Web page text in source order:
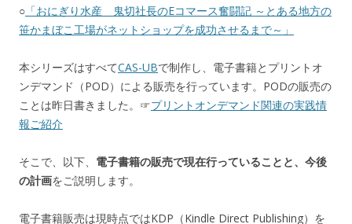
○ 「おにぎり水産 鬼切社長のEコマース奮闘記 ～とある地方の
笹かまぼこ工場がネットショップを成功させるまで～」
本シリーズはすべてCAS-UBで制作し、電子書籍とプリントオ
ンデマンド（POD）による販売を行っています。PODの販売の
ことは昨日書きました。☞プリントオンデマンド関連の実践情
報ご紹介
そこで、以下、 電子書籍の販売で現在行っていることと、今後
の計画をご説明します。
電子書籍販売は現時点ではKDP（Kindle Direct Publishing）を